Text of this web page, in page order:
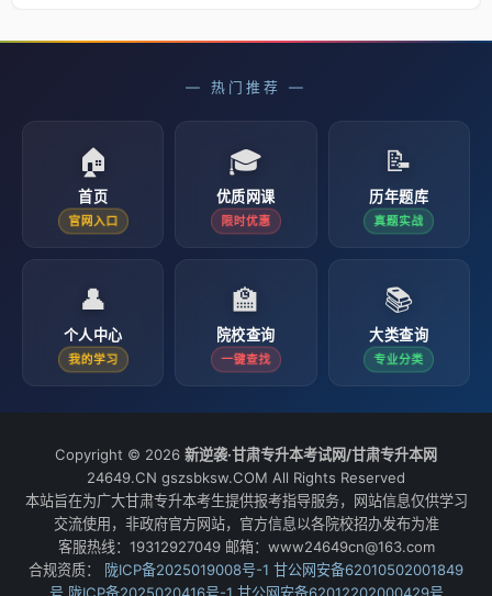
— 热门推荐 —
🏠
首页
官网入口
🎓
优质网课
限时优惠
📝
历年题库
真题实战
👤
个人中心
我的学习
🏫
院校查询
一键查找
📚
大类查询
专业分类
Copyright © 2026 新逆袭·甘肃专升本考试网/甘肃专升本网
24649.CN gszsbksw.COM All Rights Reserved
本站旨在为广大甘肃专升本考生提供报考指导服务，网站信息仅供学习
交流使用，非政府官方网站，官方信息以各院校招办发布为准
客服热线：19312927049 邮箱：www24649cn@163.com
合规资质：
陇ICP备2025019008号-1 甘公网安备62010502001849